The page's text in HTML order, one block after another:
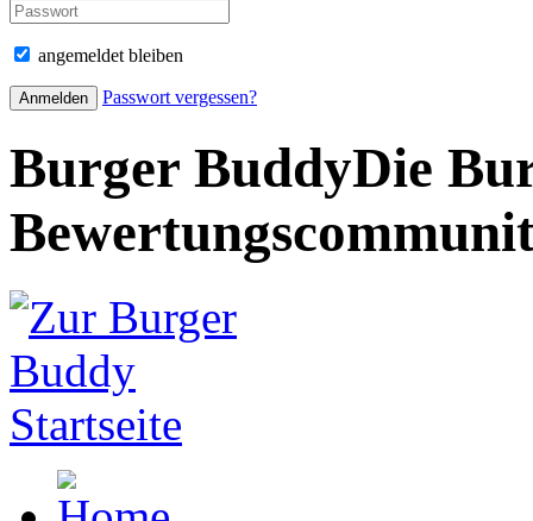
angemeldet bleiben
Passwort vergessen?
Burger BuddyDie